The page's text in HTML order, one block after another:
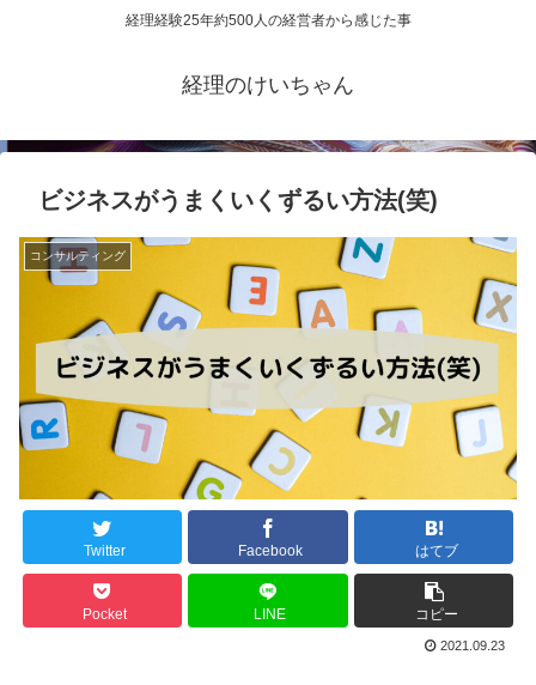
経理経験25年約500人の経営者から感じた事
経理のけいちゃん
ビジネスがうまくいくずるい方法(笑)
コンサルティング
Twitter Facebook はてブ
Pocket LINE コピー
2021.09.23